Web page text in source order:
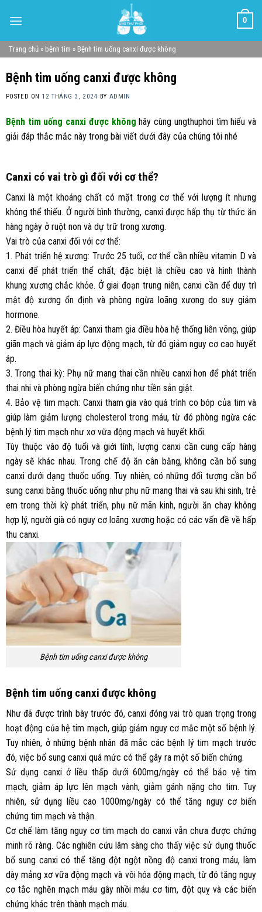
0
Trang chủ » bệnh tim » Bệnh tim uống canxi được không
Bệnh tim uống canxi được không
POSTED ON 12 THÁNG 3, 2024 BY ADMIN
Bệnh tim uống canxi được không hãy cùng ungthuphoi tìm hiểu và
giải đáp thắc mắc này trong bài viết dưới đây của chúng tôi nhé
Canxi có vai trò gì đối với cơ thể?
Canxi là một khoáng chất có mặt trong cơ thể với lượng ít nhưng
không thể thiếu. Ở người bình thường, canxi được hấp thụ từ thức ăn
hàng ngày ở ruột non và dự trữ trong xương.
Vai trò của canxi đối với cơ thể:
1. Phát triển hệ xương: Trước 25 tuổi, cơ thể cần nhiều vitamin D và
canxi để phát triển thể chất, đặc biệt là chiều cao và hình thành
khung xương chắc khỏe. Ở giai đoạn trung niên, canxi cần để duy trì
mật độ xương ổn định và phòng ngừa loãng xương do suy giảm
hormone.
2. Điều hòa huyết áp: Canxi tham gia điều hòa hệ thống liên võng, giúp
giãn mạch và giảm áp lực động mạch, từ đó giảm nguy cơ cao huyết
áp.
3. Trong thai kỳ: Phụ nữ mang thai cần nhiều canxi hơn để phát triển
thai nhi và phòng ngừa biến chứng như tiền sản giật.
4. Bảo vệ tim mạch: Canxi tham gia vào quá trình co bóp của tim và
giúp làm giảm lượng cholesterol trong máu, từ đó phòng ngừa các
bệnh lý tim mạch như xơ vữa động mạch và huyết khối.
Tùy thuộc vào độ tuổi và giới tính, lượng canxi cần cung cấp hàng
ngày sẽ khác nhau. Trong chế độ ăn cân bằng, không cần bổ sung
canxi dưới dạng thuốc uống. Tuy nhiên, có những đối tượng cần bổ
sung canxi bằng thuốc uống như phụ nữ mang thai và sau khi sinh, trẻ
em trong thời kỳ phát triển, phụ nữ mãn kinh, người ăn chay không
hợp lý, người già có nguy cơ loãng xương hoặc có các vấn đề về hấp
thu canxi.
Bệnh tim uống canxi được không
Bệnh tim uống canxi được không
Như đã được trình bày trước đó, canxi đóng vai trò quan trọng trong
hoạt động của hệ tim mạch, giúp giảm nguy cơ mắc một số bệnh lý.
Tuy nhiên, ở những bệnh nhân đã mắc các bệnh lý tim mạch trước
đó, việc bổ sung canxi quá mức có thể gây ra một số biến chứng.
Sử dụng canxi ở liều thấp dưới 600mg/ngày có thể bảo vệ tim
mạch, giảm áp lực lên mạch vành, giảm gánh nặng cho tim. Tuy
nhiên, sử dụng liều cao 1000mg/ngày có thể tăng nguy cơ biến
chứng tim mạch và thận.
Cơ chế làm tăng nguy cơ tim mạch do canxi vẫn chưa được chứng
minh rõ ràng. Các nghiên cứu lâm sàng cho thấy việc sử dụng thuốc
bổ sung canxi có thể tăng đột ngột nồng độ canxi trong máu, làm
dày mảng xơ vữa động mạch và vôi hóa động mạch, từ đó tăng nguy
cơ tắc nghẽn mạch máu gây nhồi máu cơ tim, đột quỵ và các biến
chứng khác trên thành mạch máu.